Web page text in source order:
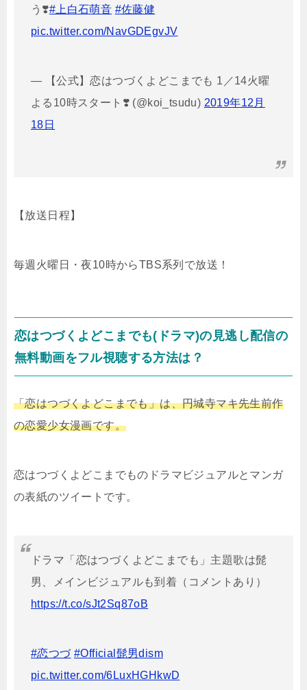
う❣️#上白石萌音 #佐藤健
pic.twitter.com/NavGDEgvJV
— 【公式】恋はつづくよどこまでも 1／14火曜
よる10時スタート❣️ (@koi_tsudu) 2019年12月
18日
【放送日程】
毎週火曜日・夜10時からTBS系列で放送！
恋はつづくよどこまでも(ドラマ)の見逃し配信の
無料動画をフル視聴する方法は？
「恋はつづくよどこまでも」は、円城寺マキ先生前作
の恋愛少女漫画です。
恋はつづくよどこまでものドラマビジュアルとマンガ
の表紙のツイートです。
ドラマ「恋はつづくよどこまでも」主題歌は髭
男、メインビジュアルも到着（コメントあり）
https://t.co/sJt2Sq87oB
#恋つづ #Official髭男dism
pic.twitter.com/6LuxHGHkwD